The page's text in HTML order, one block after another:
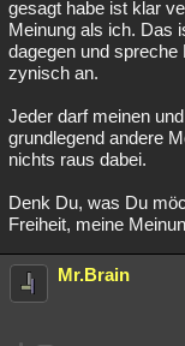
gesagt habe ist klar
Meinung als ich. Das
dagegen und
zynisch an.
Jeder darf meinen
grundlegend andere
nichts raus dabei.
Denk Du, was Du
Freiheit, meine
Mr.Brain